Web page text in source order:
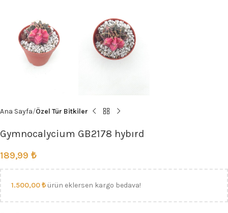
Ana Sayfa Özel Tür Bitkiler
Gymnocalycium GB2178 hybırd
189,99 ₺
1.500,00₺ ürün eklersen kargo bedava!